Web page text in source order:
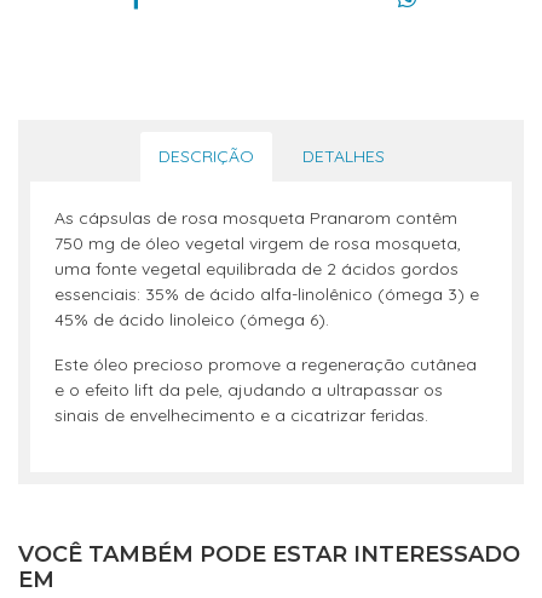
DESCRIÇÃO DETALHES
As cápsulas de rosa mosqueta Pranarom contêm
750 mg de óleo vegetal virgem de rosa mosqueta,
uma fonte vegetal equilibrada de 2 ácidos gordos
essenciais: 35% de ácido alfa-linolênico (ómega 3) e
45% de ácido linoleico (ómega 6).
Este óleo precioso promove a regeneração cutânea
e o efeito lift da pele, ajudando a ultrapassar os
sinais de envelhecimento e a cicatrizar feridas.
VOCÊ TAMBÉM PODE ESTAR INTERESSADO
EM